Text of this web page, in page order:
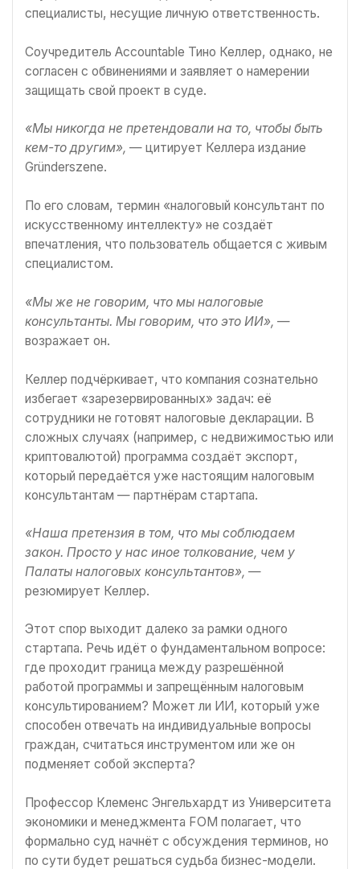
специалисты, несущие личную ответственность.
Соучредитель Accountable Тино Келлер, однако, не
согласен с обвинениями и заявляет о намерении
защищать свой проект в суде.
«Мы никогда не претендовали на то, чтобы быть
кем-то другим», — цитирует Келлера издание
Gründerszene.
По его словам, термин «налоговый консультант по
искусственному интеллекту» не создаёт
впечатления, что пользователь общается с живым
специалистом.
«Мы же не говорим, что мы налоговые
консультанты. Мы говорим, что это ИИ», —
возражает он.
Келлер подчёркивает, что компания сознательно
избегает «зарезервированных» задач: её
сотрудники не готовят налоговые декларации. В
сложных случаях (например, с недвижимостью или
криптовалютой) программа создаёт экспорт,
который передаётся уже настоящим налоговым
консультантам — партнёрам стартапа.
«Наша претензия в том, что мы соблюдаем
закон. Просто у нас иное толкование, чем у
Палаты налоговых консультантов», —
резюмирует Келлер.
Этот спор выходит далеко за рамки одного
стартапа. Речь идёт о фундаментальном вопросе:
где проходит граница между разрешённой
работой программы и запрещённым налоговым
консультированием? Может ли ИИ, который уже
способен отвечать на индивидуальные вопросы
граждан, считаться инструментом или же он
подменяет собой эксперта?
Профессор Клеменс Энгельхардт из Университета
экономики и менеджмента FOM полагает, что
формально суд начнёт с обсуждения терминов, но
по сути будет решаться судьба бизнес-модели.